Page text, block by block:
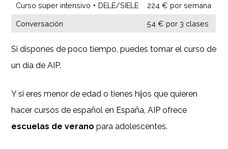
Curso super intensivo + DELE/SIELE 224 € por semana
Conversación 54 € por 3 clases
Si dispones de poco tiempo, puedes tomar el curso de
un día de AIP.
Y si eres menor de edad o tienes hijos que quieren
hacer cursos de español en España, AIP ofrece
escuelas de verano para adolescentes.